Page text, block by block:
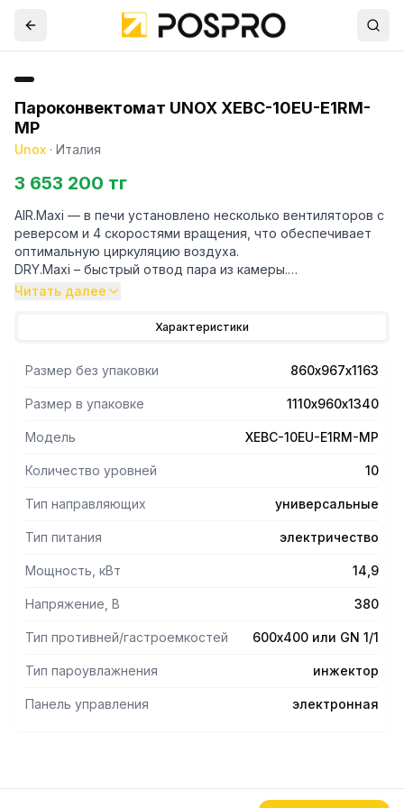
Пароконвектомат UNOX XEBC-10EU-E1RM-
MP
Unox · Италия
3 653 200 тг
AIR.Maxi — в печи установлено несколько вентиляторов с
реверсом и 4 скоростями вращения, что обеспечивает
оптимальную циркуляцию воздуха.
DRY.Maxi – быстрый отвод пара из камеры.
Rotor.KLEAN – автоматическая система мойки с 4
Система самодиагностики.
нержавеющая сталь AISI 304.
Читать далее
Характеристики
Размер без упаковки 860х967х1163
Размер в упаковке 1110х960х1340
Модель XEBC-10EU-E1RM-MP
Количество уровней 10
Тип направляющих универсальные
Тип питания электричество
Мощность, кВт 14,9
Напряжение, В 380
Тип противней/гастроемкостей 600х400 или GN 1/1
Тип пароувлажнения инжектор
Панель управления электронная